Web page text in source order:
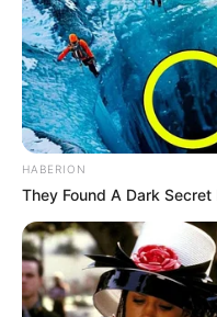
HABERION
They Found A Dark